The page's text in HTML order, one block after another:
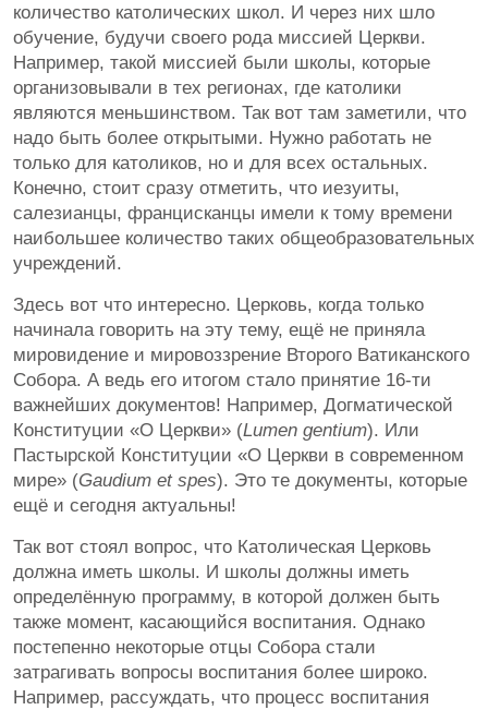
количество католических школ. И через них шло
обучение, будучи своего рода миссией Церкви.
Например, такой миссией были школы, которые
организовывали в тех регионах, где католики
являются меньшинством. Так вот там заметили, что
надо быть более открытыми. Нужно работать не
только для католиков, но и для всех остальных.
Конечно, стоит сразу отметить, что иезуиты,
салезианцы, францисканцы имели к тому времени
наибольшее количество таких общеобразовательных
учреждений.
Здесь вот что интересно. Церковь, когда только
начинала говорить на эту тему, ещё не приняла
мировидение и мировоззрение Второго Ватиканского
Собора. А ведь его итогом стало принятие 16-ти
важнейших документов! Например, Догматической
Конституции «О Церкви» (Lumen gentium). Или
Пастырской Конституции «О Церкви в современном
мире» (Gaudium et spes). Это те документы, которые
ещё и сегодня актуальны!
Так вот стоял вопрос, что Католическая Церковь
должна иметь школы. И школы должны иметь
определённую программу, в которой должен быть
также момент, касающийся воспитания. Однако
постепенно некоторые отцы Собора стали
затрагивать вопросы воспитания более широко.
Например, рассуждать, что процесс воспитания